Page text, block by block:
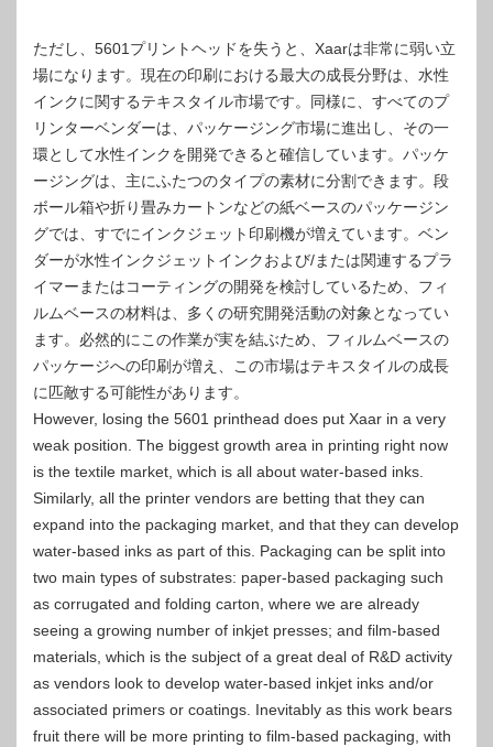
ただし、5601プリントヘッドを失うと、Xaarは非常に弱い立
場になります。現在の印刷における最大の成長分野は、水性
インクに関するテキスタイル市場です。同様に、すべてのプ
リンターベンダーは、パッケージング市場に進出し、その一
環として水性インクを開発できると確信しています。パッケ
ージングは​​、主にふたつのタイプの素材に分割できます。段
ボール箱や折り畳みカートンなどの紙ベースのパッケージン
グでは、すでにインクジェット印刷機が増えています。ベン
ダーが水性インクジェットインクおよび/または関連するプラ
イマーまたはコーティングの開発を検討しているため、フィ
ルムベースの材料は、多くの研究開発活動の対象となってい
ます。必然的にこの作業が実を結ぶため、フィルムベースの
パッケージへの印刷が増え、この市場はテキスタイルの成長
に匹敵する可能性があります。
However, losing the 5601 printhead does put Xaar in a very
weak position. The biggest growth area in printing right now
is the textile market, which is all about water-based inks.
Similarly, all the printer vendors are betting that they can
expand into the packaging market, and that they can develop
water-based inks as part of this. Packaging can be split into
two main types of substrates: paper-based packaging such
as corrugated and folding carton, where we are already
seeing a growing number of inkjet presses; and film-based
materials, which is the subject of a great deal of R&D activity
as vendors look to develop water-based inkjet inks and/or
associated primers or coatings. Inevitably as this work bears
fruit there will be more printing to film-based packaging, with